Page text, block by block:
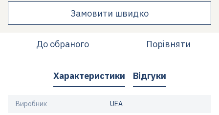
Замовити швидко
До обраного Порівняти
Характеристики Відгуки
Виробник UEA